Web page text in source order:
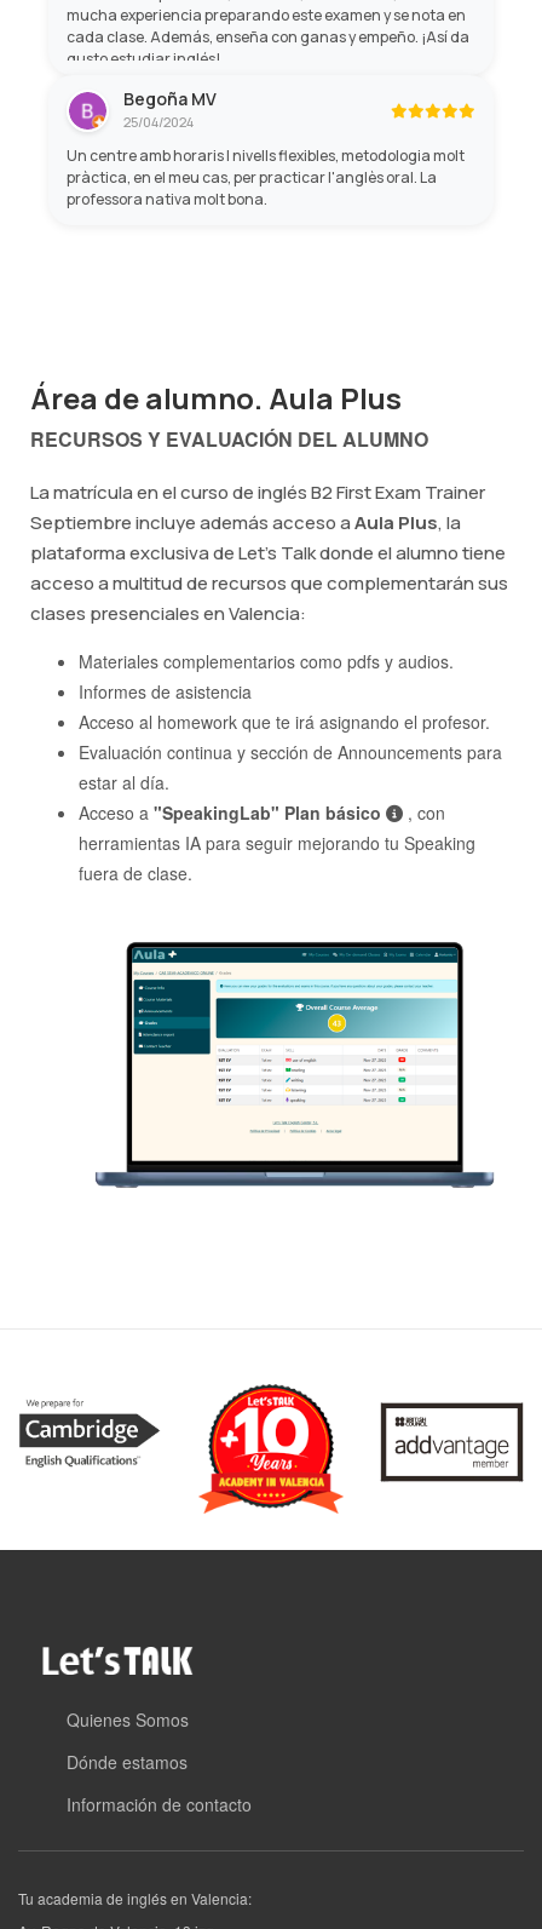
mucha experiencia preparando este examen y se nota en
cada clase. Además, enseña con ganas y empeño. ¡Así da
gusto estudiar inglés!
Begoña MV
25/04/2024
Un centre amb horaris I nivells flexibles, metodologia molt
pràctica, en el meu cas, per practicar l'anglès oral. La
professora nativa molt bona.
Área de alumno. Aula Plus
RECURSOS Y EVALUACIÓN DEL ALUMNO
La matrícula en el curso de inglés B2 First Exam Trainer
Septiembre incluye además acceso aAula Plus, la
plataforma exclusiva de Let's Talk donde el alumno tiene
acceso a multitud de recursos que complementarán sus
clases presenciales en Valencia:
Materiales complementarios como pdfs y audios.
Informes de asistencia
Acceso al homework que te irá asignando el profesor.
Evaluación continua y sección de Announcements para
estar al día.
Acceso a "SpeakingLab" Plan básico
, con
herramientas IA para seguir mejorando tu Speaking
fuera de clase.
Quienes Somos
Dónde estamos
Información de contacto
Tu academia de inglés en Valencia: